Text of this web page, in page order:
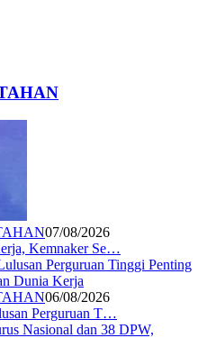
07/08/2026
Kemnaker Se…
06/08/2026
Perguruan T…